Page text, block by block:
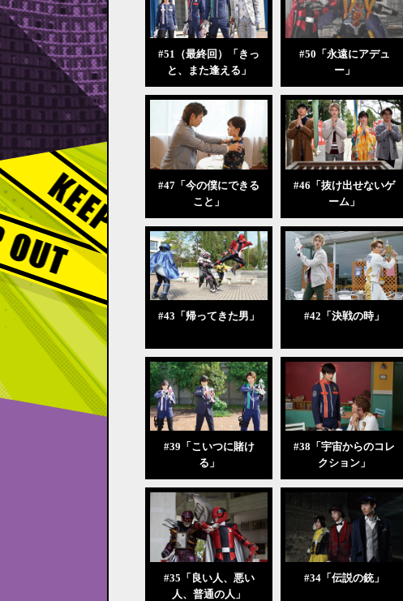
#51（最終回）「きっ
と、また逢える」
#50「永遠にアデュ
ー」
#47「今の僕にできる
こと」
#46「抜け出せないゲ
ーム」
#43「帰ってきた男」 #42「決戦の時」
#39「こいつに賭け
る」
#38「宇宙からのコレ
クション」
#35「良い人、悪い
人、普通の人」
#34「伝説の銃」